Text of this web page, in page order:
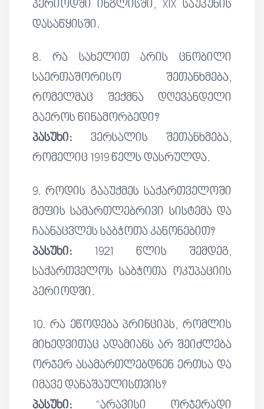
პერიოდში ინგლისში, XIX საუკუნის
დასაწყისში.
8. რა სახელით არის ცნობილი
საერთაშორისო შეთანხმება,
რომელმაც შექმნა დღევანდელი
გაეროს წინამორბედი?
პასუხი: ვერსალის შეთანხმება,
რომელიც 1919 წელს დასრულდა.
9. როდის გააუქმეს საქართველოში
მეფის სამართლებრივი სისტემა და
ჩაანაცვლეს საბჭოთა კანონებით?
პასუხი: 1921 წლის შემდეგ,
საქართველოს საბჭოთა ოკუპაციის
პერიოდში.
10. რა ეწოდება პრინციპს, რომლის
მიხედვითაც ადამიანს არ შეიძლება
ორჯერ ასამართლებდნენ ერთსა და
იმავე დანაშაულისთვის?
პასუხი: “არავისი ორჯერადი